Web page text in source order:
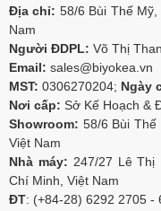
Địa chỉ: 58/6 Bùi Thế
Nam
Người ĐDPL: Võ Thị
Email: sales@biyokea.vn
MST: 0306270204; Ngày
Nơi cấp: Sở Kế Hoạch &
Showroom: 58/6 Bùi Thế
Việt Nam
Nhà máy: 247/27 Lê Thị
Chí Minh, Việt Nam
ĐT: (+84-28) 6292 2705 -